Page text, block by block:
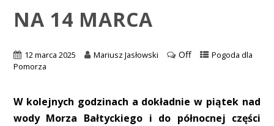
NA 14 MARCA
12 marca 2025 Mariusz Jasłowski Off
Pogoda dla
Pomorza
W kolejnych godzinach a dokładnie w piątek nad
wody Morza Bałtyckiego i do północnej części